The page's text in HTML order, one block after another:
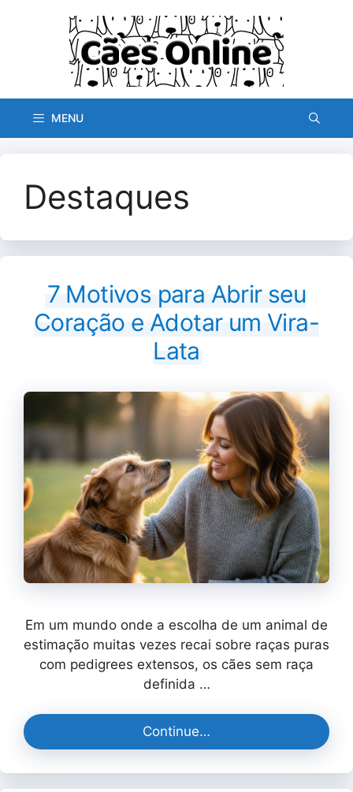
MENU
Destaques
7 Motivos para Abrir seu
Coração e Adotar um Vira-
Lata
Em um mundo onde a escolha de um animal de
estimação muitas vezes recai sobre raças puras
com pedigrees extensos, os cães sem raça
definida …
Continue…